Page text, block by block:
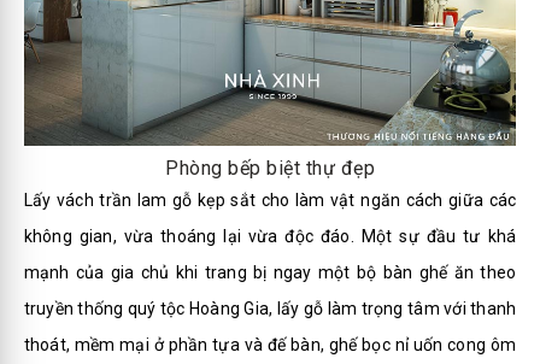
Phòng bếp biệt thự đẹp
Lấy vách trần lam gỗ kẹp sắt cho làm vật ngăn cách giữa các
không gian, vừa thoáng lại vừa độc đáo. Một sự đầu tư khá
mạnh của gia chủ khi trang bị ngay một bộ bàn ghế ăn theo
truyền thống quý tộc Hoàng Gia, lấy gỗ làm trọng tâm với thanh
thoát, mềm mại ở phần tựa và đế bàn, ghế bọc nỉ uốn cong ôm